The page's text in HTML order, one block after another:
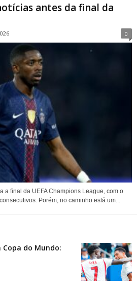
antes da final da
0
a final da UEFA Champions League, com o
Porém, no caminho está um...
do Mundo: